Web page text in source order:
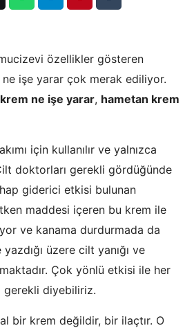
özellikler gösteren
işe yarar çok merak ediliyor.
ne işe yarar, hametan krem
için kullanılır ve yalnızca
doktorları gerekli gördüğünde
giderici etkisi bulunan
maddesi içeren bu krem ile
ve kanama durdurmada da
üzere cilt yanığı ve
Çok yönlü etkisi ile her
gerekli diyebiliriz.
bir krem değildir, bir ilaçtır. O